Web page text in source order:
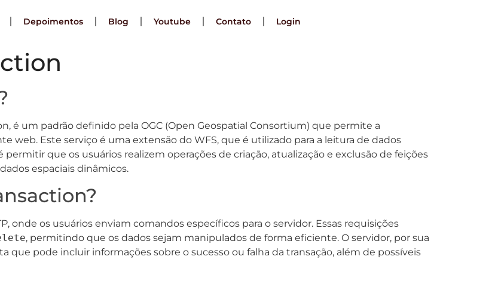
Depoimentos Blog Youtube Contato Login
é um padrão definido pela OGC (Open Geospatial Consortium) que permite a
web. Este serviço é uma extensão do WFS, que é utilizado para a leitura de dados
que os usuários realizem operações de criação, atualização e exclusão de feições
espaciais dinâmicos.
onde os usuários enviam comandos específicos para o servidor. Essas requisições
, permitindo que os dados sejam manipulados de forma eficiente. O servidor, por sua
que pode incluir informações sobre o sucesso ou falha da transação, além de possíveis